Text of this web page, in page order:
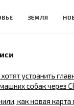
ЗЕМЛЯ
устранить
собак через
как новая карта